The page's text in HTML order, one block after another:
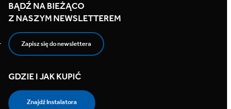
BĄDŹ NA BIEŻĄCO
Z NASZYM NEWSLETTEREM
Zapisz się do newslettera
GDZIE I JAK KUPIĆ
Znajdź Instalatora